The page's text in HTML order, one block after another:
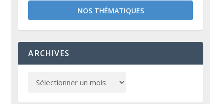
NOS THÉMATIQUES
ARCHIVES